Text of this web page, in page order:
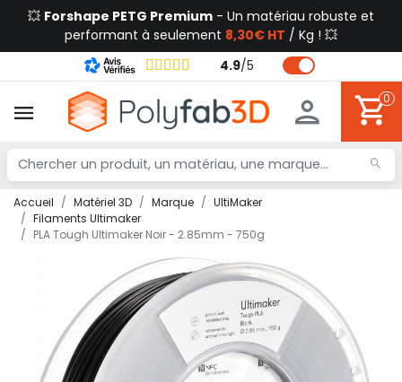
💥 Forshape PETG Premium - Un matériau robuste et
performant à seulement 8,30€ HT / Kg ! 💥
4.9/5
0
Accueil Matériel 3D Marque
UltiMaker
Filaments Ultimaker
PLA Tough Ultimaker Noir - 2.85mm - 750g